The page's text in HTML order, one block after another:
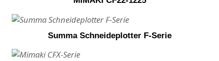
Summa Schneideplotter F-Serie